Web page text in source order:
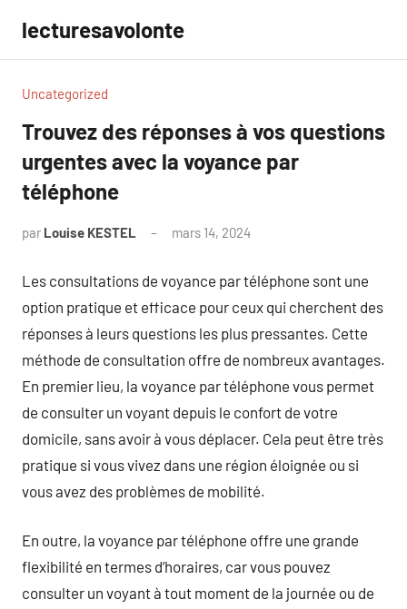
contenu
lecturesavolonte
Uncategorized
Trouvez des réponses à vos questions
urgentes avec la voyance par
téléphone
par Louise KESTEL mars 14, 2024
Les consultations de voyance par téléphone sont une
option pratique et efficace pour ceux qui cherchent des
réponses à leurs questions les plus pressantes. Cette
méthode de consultation offre de nombreux avantages.
En premier lieu, la voyance par téléphone vous permet
de consulter un voyant depuis le confort de votre
domicile, sans avoir à vous déplacer. Cela peut être très
pratique si vous vivez dans une région éloignée ou si
vous avez des problèmes de mobilité.
En outre, la voyance par téléphone offre une grande
flexibilité en termes d’horaires, car vous pouvez
consulter un voyant à tout moment de la journée ou de